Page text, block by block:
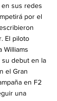
en sus redes
por el
El piloto
Williams
su debut en la
el Gran
en F2
una